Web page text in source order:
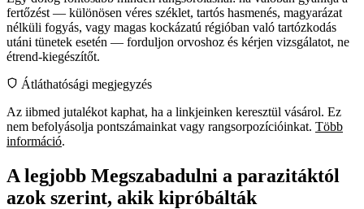
fertőzést — különösen véres széklet, tartós hasmenés, magyarázat
nélküli fogyás, vagy magas kockázatú régióban való tartózkodás
utáni tünetek esetén — forduljon orvoshoz és kérjen vizsgálatot, ne
étrend-kiegészítőt.
Átláthatósági megjegyzés
Az iibmed jutalékot kaphat, ha a linkjeinken keresztül vásárol. Ez
nem befolyásolja pontszámainkat vagy rangsorpozícióinkat. Több
információ.
A legjobb Megszabadulni a parazitáktól
azok szerint, akik kipróbálták